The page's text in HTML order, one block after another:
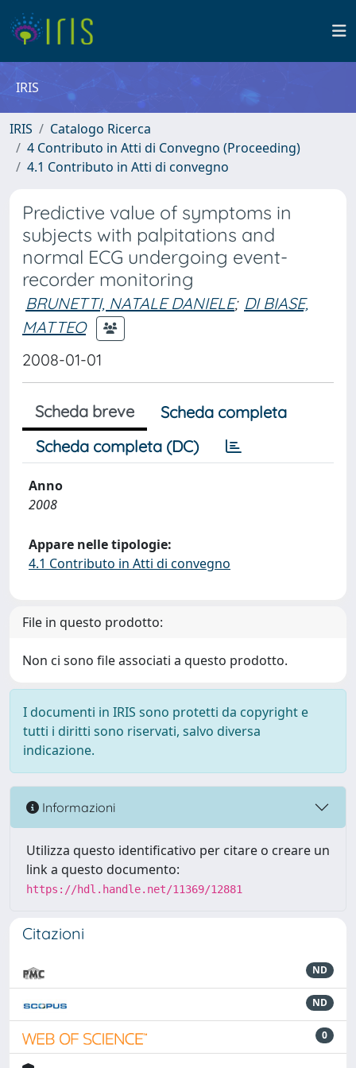
IRIS
IRIS
Catalogo Ricerca
4 Contributo in Atti di Convegno (Proceeding)
4.1 Contributo in Atti di convegno
Predictive value of symptoms in
subjects with palpitations and
normal ECG undergoing event-
recorder monitoring
BRUNETTI, NATALE DANIELE; DI BIASE,
MATTEO
2008-01-01
Scheda breve
Scheda completa
Scheda completa (DC)
Anno
2008
Appare nelle tipologie:
4.1 Contributo in Atti di convegno
File in questo prodotto:
Non ci sono file associati a questo prodotto.
I documenti in IRIS sono protetti da copyright e
tutti i diritti sono riservati, salvo diversa
indicazione.
Informazioni
Utilizza questo identificativo per citare o creare un
link a questo documento:
https://hdl.handle.net/11369/12881
Citazioni
ND
ND
0